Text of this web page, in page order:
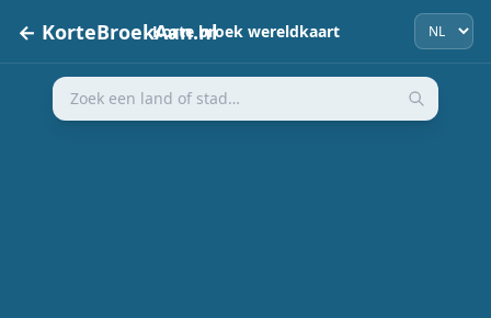
← KorteBroekAan.nlKorte broek wereldkaart